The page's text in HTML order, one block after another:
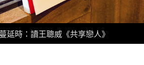
延時：讀王聰威《共享戀人》